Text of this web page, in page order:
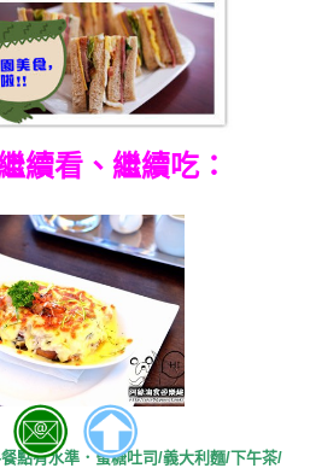
續看、繼續吃：
點有水準．蜜糖吐司/義大利麵/下午茶/